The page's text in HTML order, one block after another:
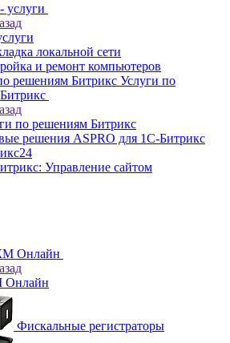
услуги
локальной сети
и ремонт компьютеров
Услуги по
по решениям Битрикс
решения ASPRO для 1С-Битрикс
Управление сайтом
Онлайн
Фискальные регистраторы